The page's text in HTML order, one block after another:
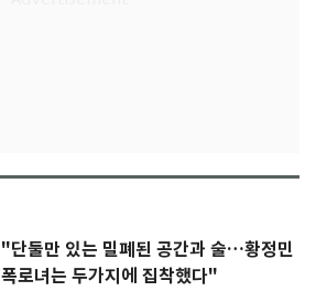
"단둘만 있는 밀폐된 공간과 술…황정민
폭로녀는 두가지에 집착했다"